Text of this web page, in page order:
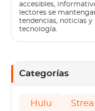
accesibles,
lectores se
tendencias, noticias
tecnología.
Categorías
Hulu